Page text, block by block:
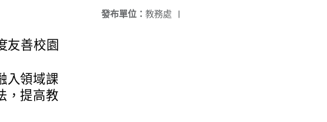
發布單位： 教務處 |
友善校園
入領域課
，提高教